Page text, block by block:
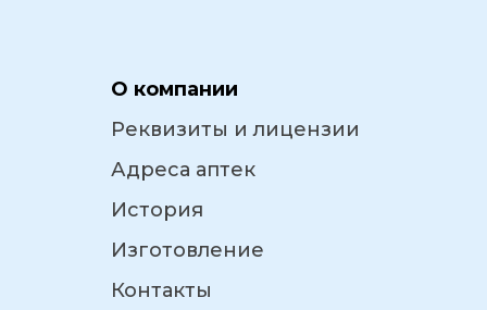
О компании
Реквизиты и лицензии
Адреса аптек
История
Изготовление
Контакты